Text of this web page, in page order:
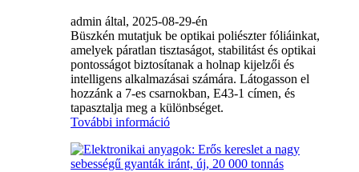
admin által, 2025-08-29-én
Büszkén mutatjuk be optikai poliészter fóliáinkat,
amelyek páratlan tisztaságot, stabilitást és optikai
pontosságot biztosítanak a holnap kijelzői és
intelligens alkalmazásai számára. Látogasson el
hozzánk a 7-es csarnokban, E43-1 címen, és
tapasztalja meg a különbséget.
További információ